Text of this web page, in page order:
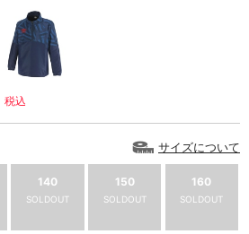
税込
サイズについて
140
SOLDOUT
150
SOLDOUT
160
SOLDOUT